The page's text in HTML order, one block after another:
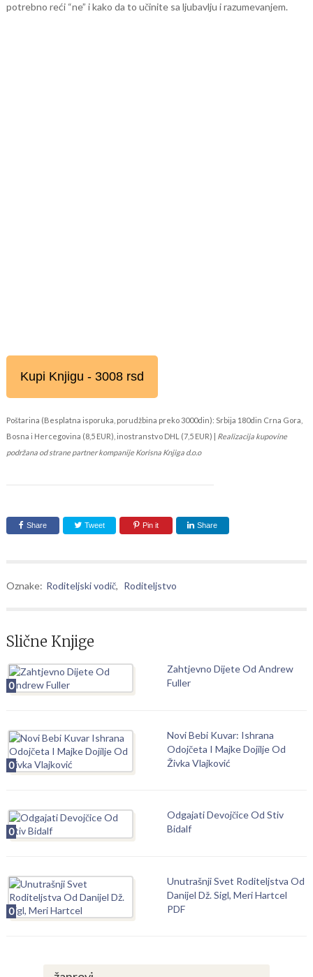
potrebno reći “ne” i kako da to učinite sa ljubavlju i razumevanjem.
Kupi Knjigu - 3008 rsd
Poštarina (Besplatna isporuka, porudžbina preko 3000din): Srbija 180din Crna Gora,
Bosna i Hercegovina (8,5 EUR), inostranstvo DHL (7,5 EUR) | Realizacija kupovine
podržana od strane partner kompanije Korisna Knjiga d.o.o
Share Tweet Pin it Share
Oznake: Roditeljski vodič, Roditeljstvo
Slične Knjige
0
Zahtjevno Dijete Od Andrew
Fuller
0
Novi Bebi Kuvar: Ishrana
Odojčeta I Majke Dojilje Od
Živka Vlajković
0
Odgajati Devojčice Od Stiv
Bidalf
0
Unutrašnji Svet Roditeljstva Od
Danijel Dž. Sigl, Meri Hartcel
PDF